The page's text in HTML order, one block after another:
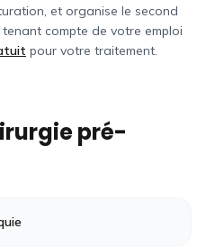
et organise le second
compte de votre emploi
pour votre traitement.
pré-